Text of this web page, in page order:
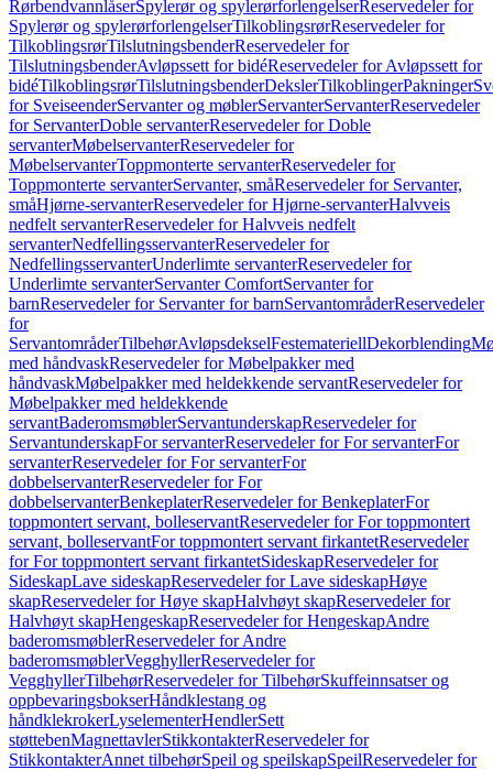
RørbendvannlåserSpylerør og spylerørforlengelserReservedeler for
Spylerør og spylerørforlengelserTilkoblingsrørReservedeler for
TilkoblingsrørTilslutningsbenderReservedeler for
TilslutningsbenderAvløpssett for bidéReservedeler for Avløpssett for
bidéTilkoblingsrørTilslutningsbenderDekslerTilkoblingerPakninger
for SveiseenderServanter og møblerServanterServanterReservedeler
for ServanterDoble servanterReservedeler for Doble
servanterMøbelservanterReservedeler for
MøbelservanterToppmonterte servanterReservedeler for
Toppmonterte servanterServanter, småReservedeler for Servanter,
småHjørne-servanterReservedeler for Hjørne-servanterHalvveis
nedfelt servanterReservedeler for Halvveis nedfelt
servanterNedfellingsservanterReservedeler for
NedfellingsservanterUnderlimte servanterReservedeler for
Underlimte servanterServanter ComfortServanter for
barnReservedeler for Servanter for barnServantområderReservedeler
for
ServantområderTilbehørAvløpsdekselFestemateriellDekorblending
med håndvaskReservedeler for Møbelpakker med
håndvaskMøbelpakker med heldekkende servantReservedeler for
Møbelpakker med heldekkende
servantBaderomsmøblerServantunderskapReservedeler for
ServantunderskapFor servanterReservedeler for For servanterFor
servanterReservedeler for For servanterFor
dobbelservanterReservedeler for For
dobbelservanterBenkeplaterReservedeler for BenkeplaterFor
toppmontert servant, bolleservantReservedeler for For toppmontert
servant, bolleservantFor toppmontert servant firkantetReservedeler
for For toppmontert servant firkantetSideskapReservedeler for
SideskapLave sideskapReservedeler for Lave sideskapHøye
skapReservedeler for Høye skapHalvhøyt skapReservedeler for
Halvhøyt skapHengeskapReservedeler for HengeskapAndre
baderomsmøblerReservedeler for Andre
baderomsmøblerVegghyllerReservedeler for
VegghyllerTilbehørReservedeler for TilbehørSkuffeinnsatser og
oppbevaringsbokserHåndklestang og
håndklekrokerLyselementerHendlerSett
støttebenMagnettavlerStikkontakterReservedeler for
StikkontakterAnnet tilbehørSpeil og speilskapSpeilReservedeler for